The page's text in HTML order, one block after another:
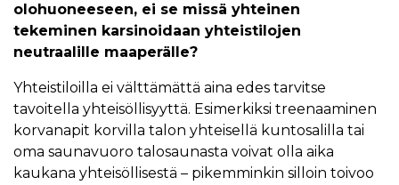
olohuoneeseen, ei se missä yhteinen
tekeminen karsinoidaan yhteistilojen
neutraalille maaperälle?
Yhteistiloilla ei välttämättä aina edes tarvitse
tavoitella yhteisöllisyyttä. Esimerkiksi treenaaminen
korvanapit korvilla talon yhteisellä kuntosalilla tai
oma saunavuoro talosaunasta voivat olla aika
kaukana yhteisöllisestä – pikemminkin silloin toivoo